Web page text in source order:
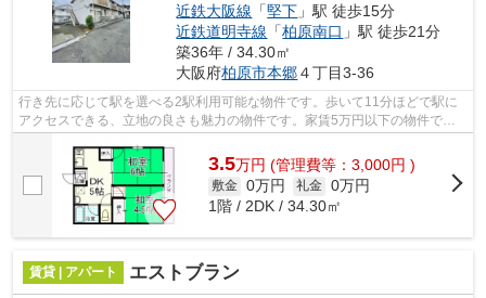
近鉄大阪線 「堅下 」駅 徒歩15分
近鉄道明寺線 「柏原南口 」駅 徒歩21分
築36年 / 34.30㎡
大阪府柏原市本郷４丁目3-36
行き先に応じて駅を選べる2駅利用可能な物件です。歩いて11分ほどで駅に
アクセスできる、立地の良さも魅力の物件です。家賃5万円以下の物件で
す。シティハイムマシタの詳しい情報。柏...
3.5万円 (管理費等：3,000円 )
敷金 0万円 礼金 0万円
1階 / 2DK / 34.30㎡
賃貸 | アパート エストブラン